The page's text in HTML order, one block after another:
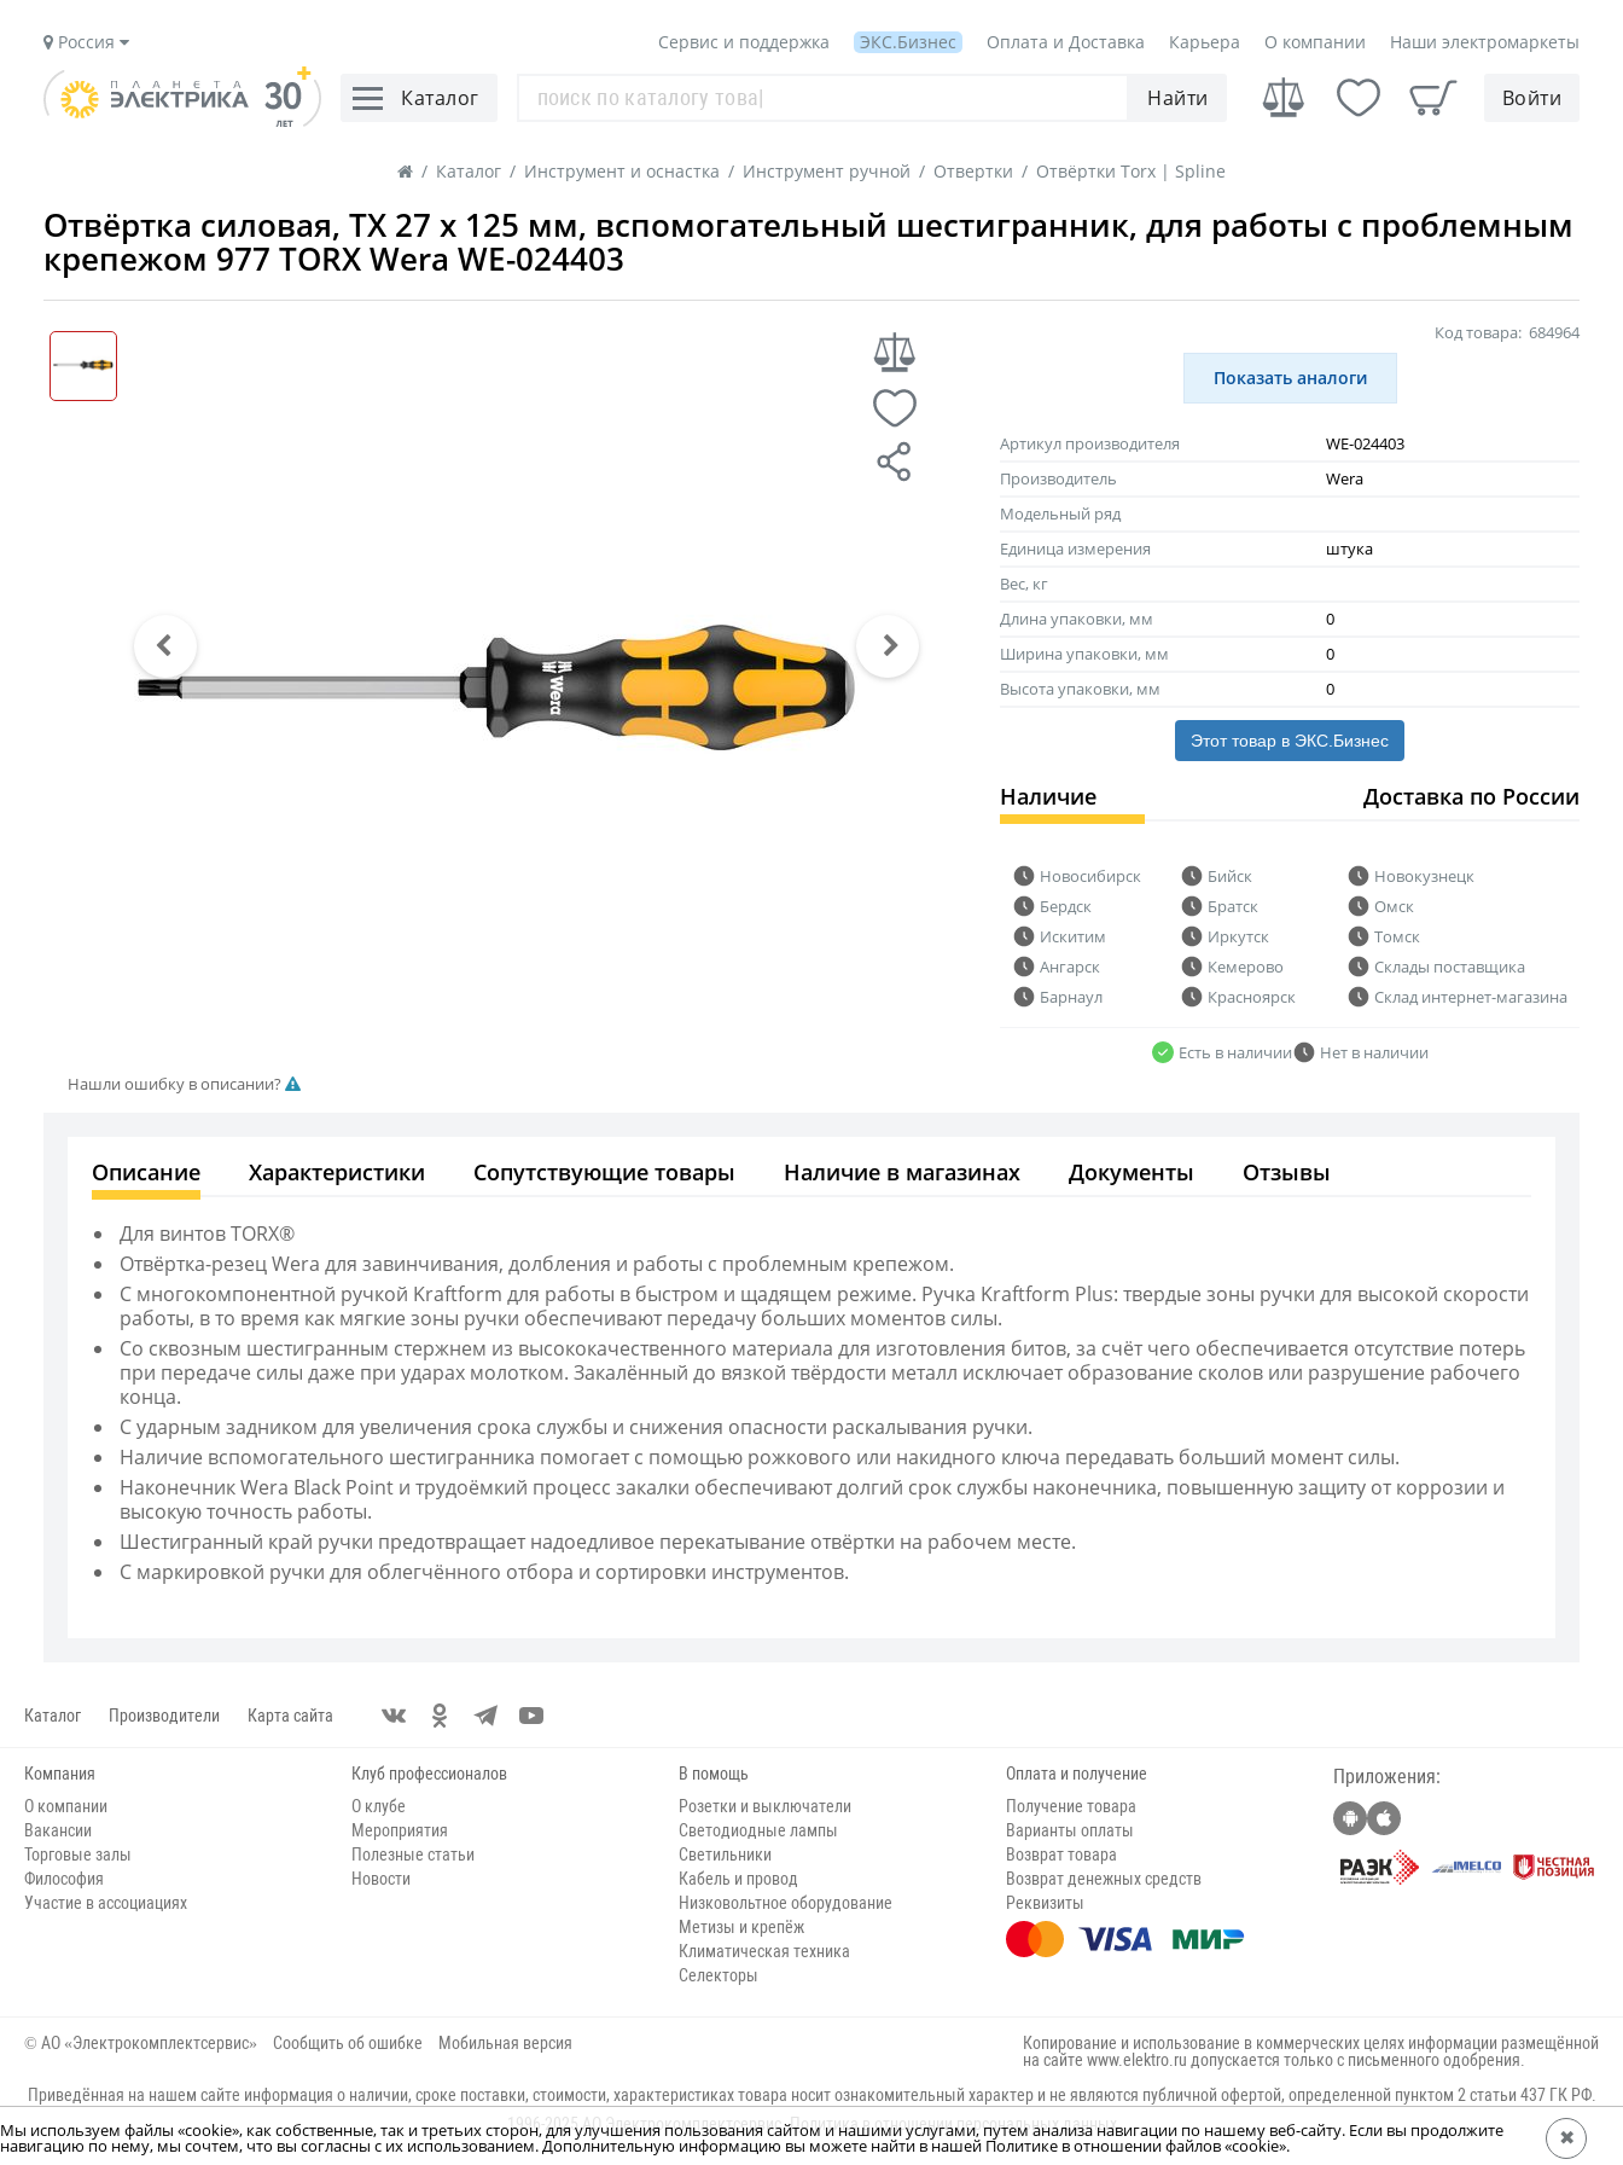
Россия Сервис и поддержка ЭКС.Бизнес Оплата и Доставка Карьера О компании Наши электромаркеты
Каталог Найти Войти
/ Каталог / Инструмент и оснастка / Инструмент ручной / Отвертки / Отвёртки Torx | Spline
Отвёртка силовая, TX 27 x 125 мм, вспомогательный шестигранник, для работы с проблемным
крепежом 977 TORX Wera WE-024403
Код товара: 684964
Показать аналоги
Артикул производителя
WE-024403
Производитель
Wera
Модельный ряд
Единица измерения
штука
Вес, кг
Длина упаковки, мм
0
Ширина упаковки, мм
0
Высота упаковки, мм
0
Этот товар в ЭКС.Бизнес
Наличие Доставка по России
Новосибирск
Бердск
Искитим
Ангарск
Барнаул
Бийск
Братск
Иркутск
Кемерово
Красноярск
Новокузнецк
Омск
Томск
Склады поставщика
Склад интернет-магазина
Есть в наличии
Нет в наличии
Нашли ошибку в описании?
Описание Характеристики Сопутствующие товары Наличие в магазинах Документы Отзывы
Для винтов TORX®
Отвёртка-резец Wera для завинчивания, долбления и работы с проблемным крепежом.
С многокомпонентной ручкой Kraftform для работы в быстром и щадящем режиме. Ручка Kraftform Plus: твердые зоны ручки для высокой скорости
работы, в то время как мягкие зоны ручки обеспечивают передачу больших моментов силы.
Со сквозным шестигранным стержнем из высококачественного материала для изготовления битов, за счёт чего обеспечивается отсутствие потерь
при передаче силы даже при ударах молотком. Закалённый до вязкой твёрдости металл исключает образование сколов или разрушение рабочего
конца.
С ударным задником для увеличения срока службы и снижения опасности раскалывания ручки.
Наличие вспомогательного шестигранника помогает с помощью рожкового или накидного ключа передавать больший момент силы.
Наконечник Wera Black Point и трудоёмкий процесс закалки обеспечивают долгий срок службы наконечника, повышенную защиту от коррозии и
высокую точность работы.
Шестигранный край ручки предотвращает надоедливое перекатывание отвёртки на рабочем месте.
С маркировкой ручки для облегчённого отбора и сортировки инструментов.
Мы используем файлы «cookie», как собственные, так и третьих сторон, для улучшения пользования сайтом и нашими услугами, путем анализа навигации по нашему веб-сайту. Если вы продолжите
навигацию по нему, мы сочтем, что вы согласны с их использованием. Дополнительную информацию вы можете найти в нашей Политике в отношении файлов «cookie». ✖
Каталог Производители Карта сайта
Компания
О компании
Вакансии
Торговые залы
Философия
Участие в ассоциациях
Клуб профессионалов
О клубе
Мероприятия
Полезные статьи
Новости
В помощь
Розетки и выключатели
Светодиодные лампы
Светильники
Кабель и провод
Низковольтное оборудование
Метизы и крепёж
Климатическая техника
Селекторы
Оплата и получение
Получение товара
Варианты оплаты
Возврат товара
Возврат денежных средств
Реквизиты
Приложения:
© АО «Электрокомплектсервис» Сообщить об ошибке Мобильная версия
Копирование и использование в коммерческих целях информации размещённой
на сайте www.elektro.ru допускается только с письменного одобрения.
Приведённая на нашем сайте информация о наличии, сроке поставки, стоимости, характеристиках товара носит ознакомительный характер и не являются публичной офертой, определенной пунктом 2 статьи 437 ГК РФ.
1996-2025 АО Электрокомплектсервис.Политика в отношении персональных данных